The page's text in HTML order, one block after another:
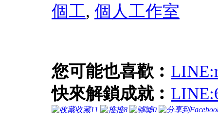
個工, 個人工作室
您可能也喜歡︰
快來解鎖成就︰
收藏11 推8 噓0